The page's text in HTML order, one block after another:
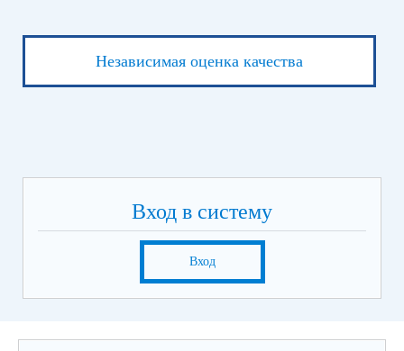
Независимая оценка качества
Вход в систему
Вход